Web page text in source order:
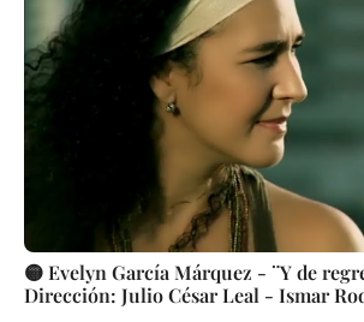
🟡 Evelyn García Márquez - ¨Y de
Dirección: Julio César Leal - Ismar